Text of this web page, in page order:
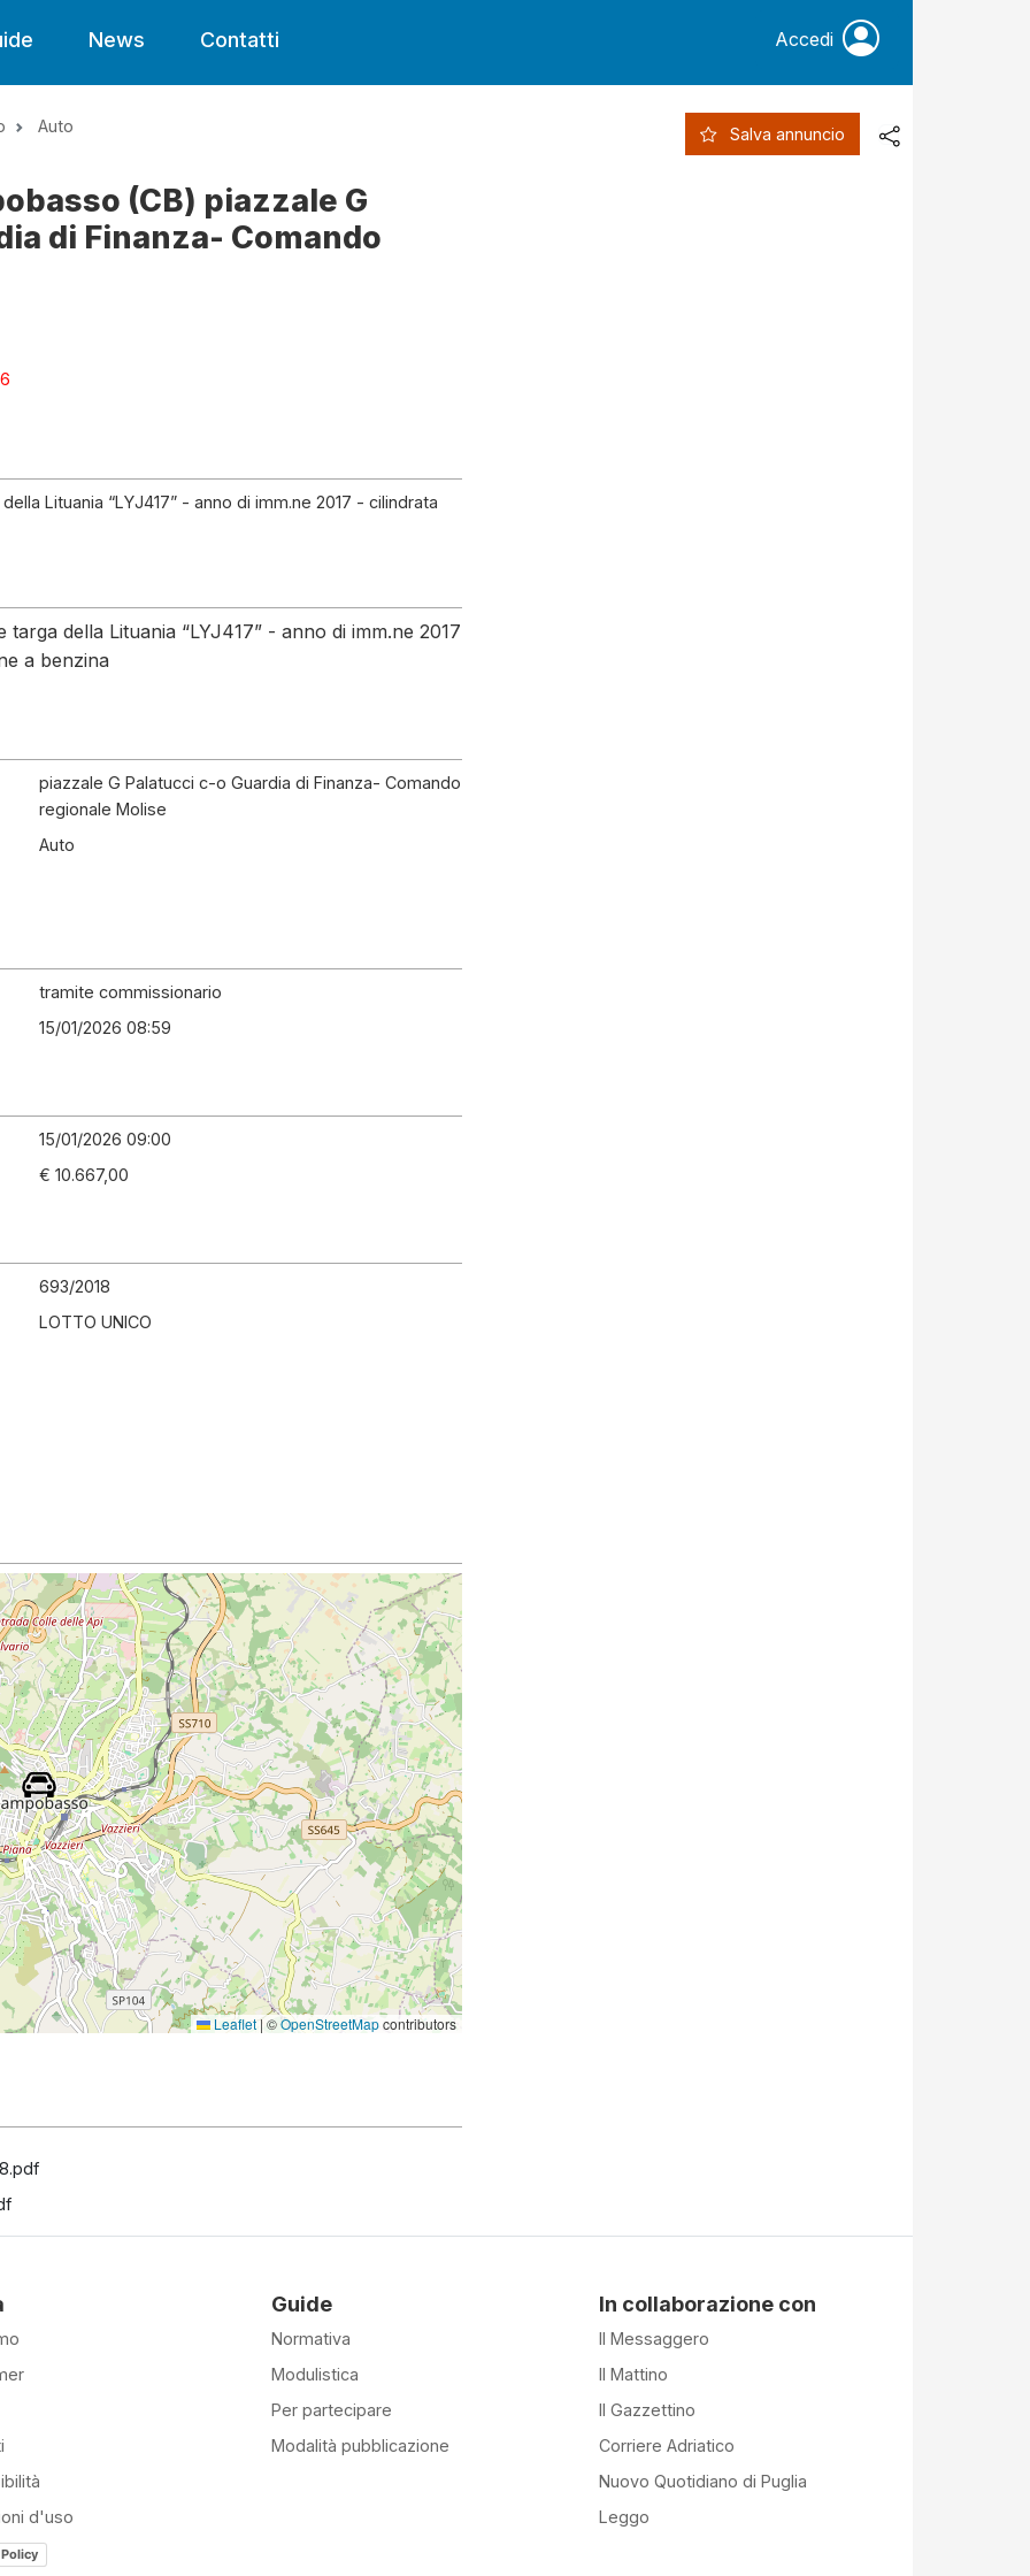
News Contatti Accedi
Auto Salva annuncio
(CB) piazzale G
di Finanza- Comando
Lituania “LYJ417” - anno di imm.ne 2017 - cilindrata
della Lituania “LYJ417” - anno di imm.ne 2017
a benzina
piazzale G Palatucci c-o Guardia di Finanza- Comando
regionale Molise
Auto
tramite commissionario
15/01/2026 08:59
15/01/2026 09:00
€ 10.667,00
693/2018
LOTTO UNICO
Leaflet|©OpenStreetMapcontributors
d'uso
Guide
Normativa
Modulistica
Per partecipare
Modalità pubblicazione
In collaborazione con
Il Messaggero
Il Mattino
Il Gazzettino
Corriere Adriatico
Nuovo Quotidiano di Puglia
Leggo